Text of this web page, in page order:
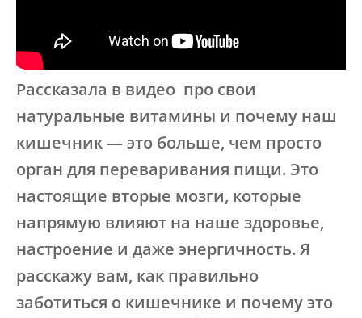
Рассказала в видео про свои
натуральные витамины и почему наш
кишечник — это больше, чем просто
орган для переваривания пищи. Это
настоящие вторые мозги, которые
напрямую влияют на наше здоровье,
настроение и даже энергичность. Я
расскажу вам, как правильно
заботиться о кишечнике и почему это